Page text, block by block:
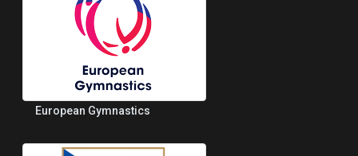
European Gymnastics